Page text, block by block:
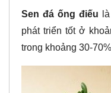
Sen đá ống điếu
phát triển tốt ở
trong khoảng 30-